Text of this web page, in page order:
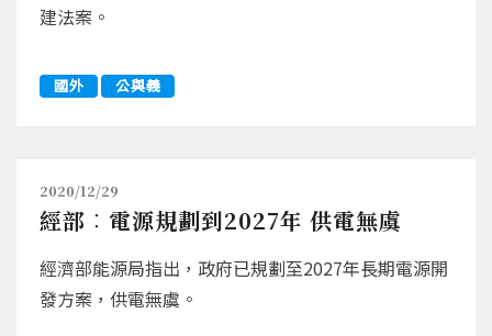
建法案。
國外 公與義
2020/12/29
經部︰電源規劃到2027年 供電無虞
經濟部能源局指出，政府已規劃至2027年長期電源開
發方案，供電無虞。